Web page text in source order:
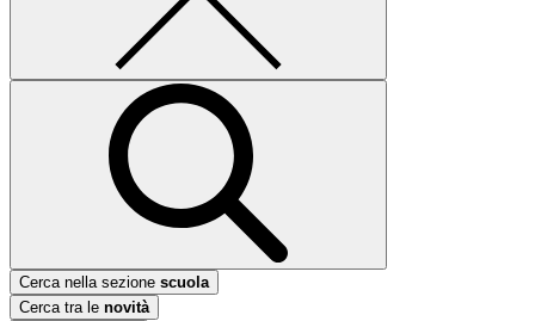
Cerca nella sezione scuola
Cerca tra le novità